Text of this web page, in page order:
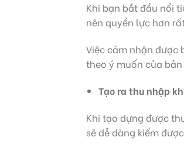
Khi bạn bắt đầu nổi
nên quyền lực hơn
Việc cảm nhận được
theo ý muốn của
Tạo ra thu nhập
Khi tạo dựng được
sẽ dễ dàng kiếm